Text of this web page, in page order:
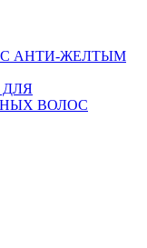
АНТИ-ЖЕЛТЫМ
ДЛЯ
ВОЛОС